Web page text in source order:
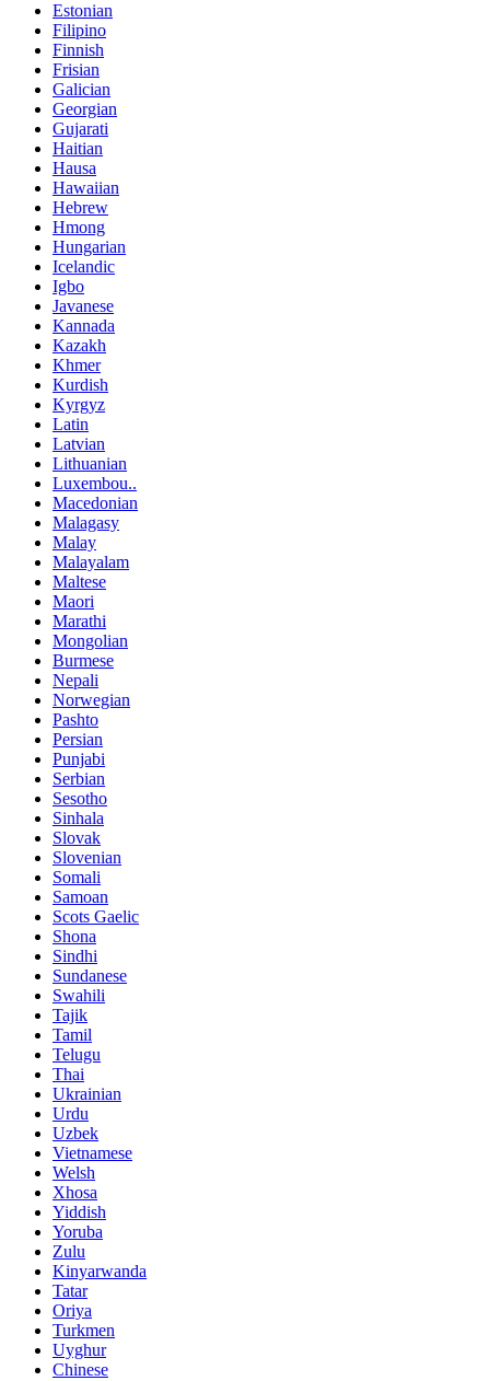
Estonian
Filipino
Finnish
Frisian
Galician
Georgian
Gujarati
Haitian
Hausa
Hawaiian
Hebrew
Hmong
Hungarian
Icelandic
Igbo
Javanese
Kannada
Kazakh
Khmer
Kurdish
Kyrgyz
Latin
Latvian
Lithuanian
Luxembou..
Macedonian
Malagasy
Malay
Malayalam
Maltese
Maori
Marathi
Mongolian
Burmese
Nepali
Norwegian
Pashto
Persian
Punjabi
Serbian
Sesotho
Sinhala
Slovak
Slovenian
Somali
Samoan
Scots Gaelic
Shona
Sindhi
Sundanese
Swahili
Tajik
Tamil
Telugu
Thai
Ukrainian
Urdu
Uzbek
Vietnamese
Welsh
Xhosa
Yiddish
Yoruba
Zulu
Kinyarwanda
Tatar
Oriya
Turkmen
Uyghur
Chinese